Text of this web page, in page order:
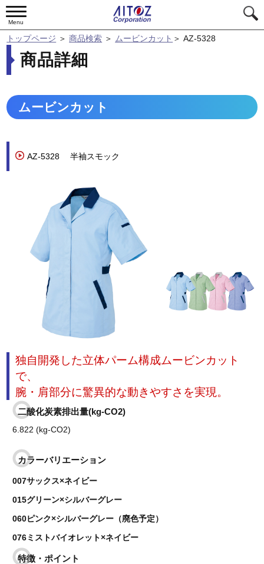
Menu
トップページ ＞商品検索 ＞ ムービンカット ＞AZ-5328
商品詳細
ムービンカット
AZ-5328 半袖スモック
独自開発した立体パーム構成ムービンカット
で、
腕・肩部分に驚異的な動きやすさを実現。
二酸化炭素排出量(kg-CO2)
6.822 (kg-CO2)
カラーバリエーション
007サックス×ネイビー
015グリーン×シルバーグレー
060ピンク×シルバーグレー（廃色予定）
076ミストバイオレット×ネイビー
特徴・ポイント